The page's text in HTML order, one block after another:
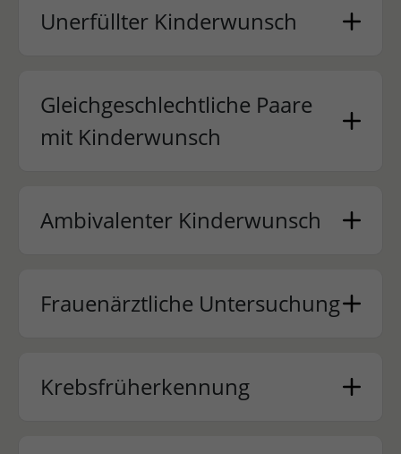
Unerfüllter Kinderwunsch
Gleichgeschlechtliche Paare
mit Kinderwunsch
Ambivalenter Kinderwunsch
Frauenärztliche Untersuchung
Krebsfrüherkennung